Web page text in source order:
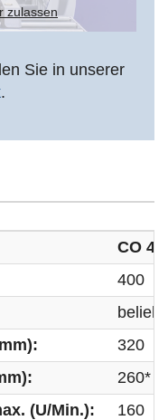
zulassen
Sie in unserer
.
CO
400
320
260*
(U/Min.):
160